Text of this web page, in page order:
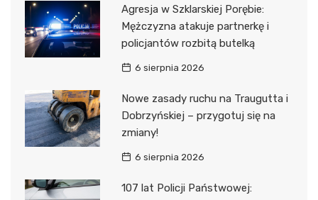
Agresja w Szklarskiej Porębie:
Mężczyzna atakuje partnerkę i
policjantów rozbitą butelką
6 sierpnia 2026
Nowe zasady ruchu na Traugutta i
Dobrzyńskiej – przygotuj się na
zmiany!
6 sierpnia 2026
107 lat Policji Państwowej: